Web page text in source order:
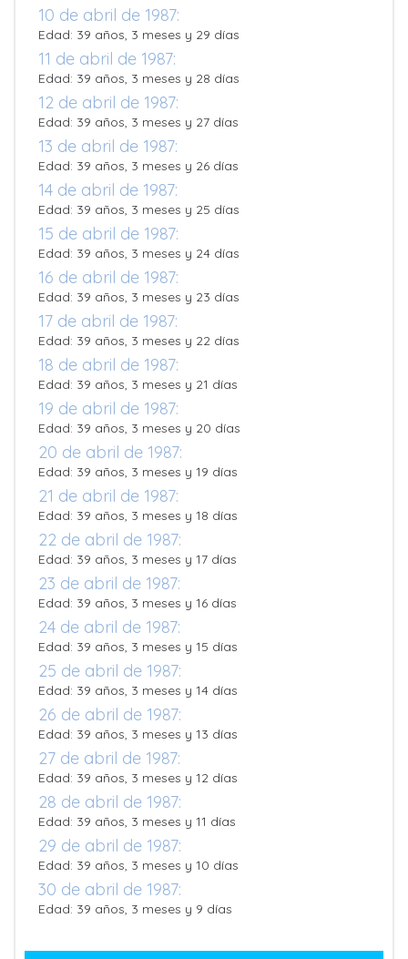
10 de abril de 1987:
Edad: 39 años, 3 meses y 29 días
11 de abril de 1987:
Edad: 39 años, 3 meses y 28 días
12 de abril de 1987:
Edad: 39 años, 3 meses y 27 días
13 de abril de 1987:
Edad: 39 años, 3 meses y 26 días
14 de abril de 1987:
Edad: 39 años, 3 meses y 25 días
15 de abril de 1987:
Edad: 39 años, 3 meses y 24 días
16 de abril de 1987:
Edad: 39 años, 3 meses y 23 días
17 de abril de 1987:
Edad: 39 años, 3 meses y 22 días
18 de abril de 1987:
Edad: 39 años, 3 meses y 21 días
19 de abril de 1987:
Edad: 39 años, 3 meses y 20 días
20 de abril de 1987:
Edad: 39 años, 3 meses y 19 días
21 de abril de 1987:
Edad: 39 años, 3 meses y 18 días
22 de abril de 1987:
Edad: 39 años, 3 meses y 17 días
23 de abril de 1987:
Edad: 39 años, 3 meses y 16 días
24 de abril de 1987:
Edad: 39 años, 3 meses y 15 días
25 de abril de 1987:
Edad: 39 años, 3 meses y 14 días
26 de abril de 1987:
Edad: 39 años, 3 meses y 13 días
27 de abril de 1987:
Edad: 39 años, 3 meses y 12 días
28 de abril de 1987:
Edad: 39 años, 3 meses y 11 días
29 de abril de 1987:
Edad: 39 años, 3 meses y 10 días
30 de abril de 1987:
Edad: 39 años, 3 meses y 9 días